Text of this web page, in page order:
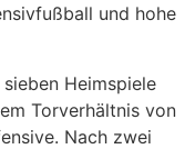
und hohe
Heimspiele
Torverhältnis von
Nach zwei